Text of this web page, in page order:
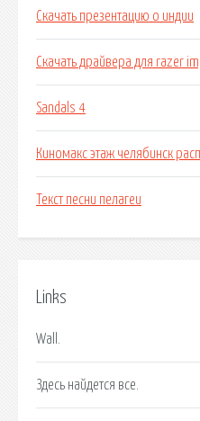
Скачать презентацию о индии
Скачать драйвера для razer
Sandals 4
Киномакс этаж челябинск
Текст песни пелагеи
Links
Wall.
Здесь найдется все.